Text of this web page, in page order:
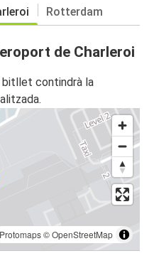
Rotterdam
de Charleroi
bitllet contindrà la
Protomaps©OpenStreetMap